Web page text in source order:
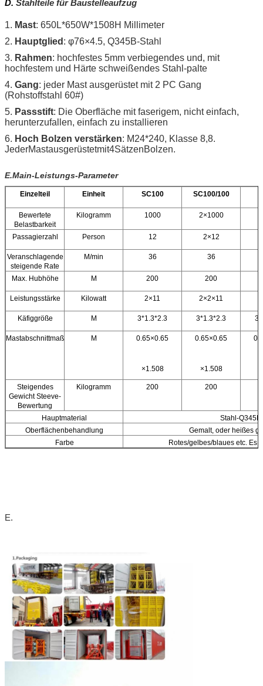
D. Stahlteile für Baustelleaufzug
1. Mast: 650L*650W*1508H Millimeter
2. Hauptglied : φ76×4.5, Q345B-Stahl
3. Rahmen: hochfestes 5mm verbiegendes und, mit
hochfestem und Härte schweißendes Stahl-palte
4. Gang: jeder Mast ausgerüstet mit 2 PC Gang
(Rohstoffstahl 60#)
5. Passstift: Die Oberfläche mit faserigem, nicht einfach,
herunterzufallen, einfach zu installieren
6. Hoch Bolzen verstärken: M24*240, Klasse 8,8.
JederMastausgerüstetmit4SätzenBolzen.
E.Main-Leistungs-Parameter
Einzelteil Einheit SC100 SC100/100
Bewertete
Belastbarkeit
Kilogramm 1000 2×1000
Passagierzahl Person 12 2×12
Veranschlagende
steigende Rate
M/min 36 36
Max. Hubhöhe M 200 200
Leistungsstärke Kilowatt 2×11 2×2×11
Käfiggröße M 3*1.3*2.3 3*1.3*2.3
Mastabschnittmaß M 0.65×0.65
×1.508
0.65×0.65
×1.508
Steigendes
Gewicht Steeve-
Bewertung
Kilogramm 200 200
Hauptmaterial
Stahl-Q345B
Oberflächenbehandlung
Gemalt, oder heißes
Farbe
Rotes/gelbes/blaues etc. Es
E.